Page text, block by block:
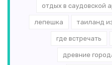
отдых в саудовской
лепешка таиланд
где встречать
древние